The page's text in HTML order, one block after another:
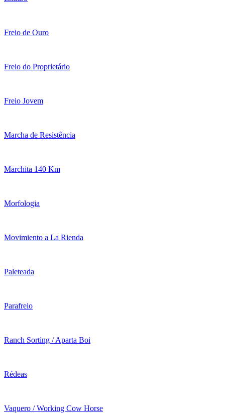
Freio de Ouro
Freio do Proprietário
Freio Jovem
Marcha de Resistência
Marchita 140 Km
Morfologia
Movimiento a La Rienda
Paleteada
Parafreio
Ranch Sorting / Aparta Boi
Rédeas
Vaquero / Working Cow Horse